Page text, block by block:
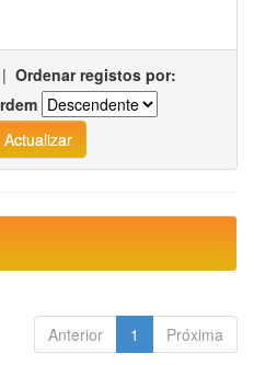
| Ordenar registos por:
Anterior 1 Próxima